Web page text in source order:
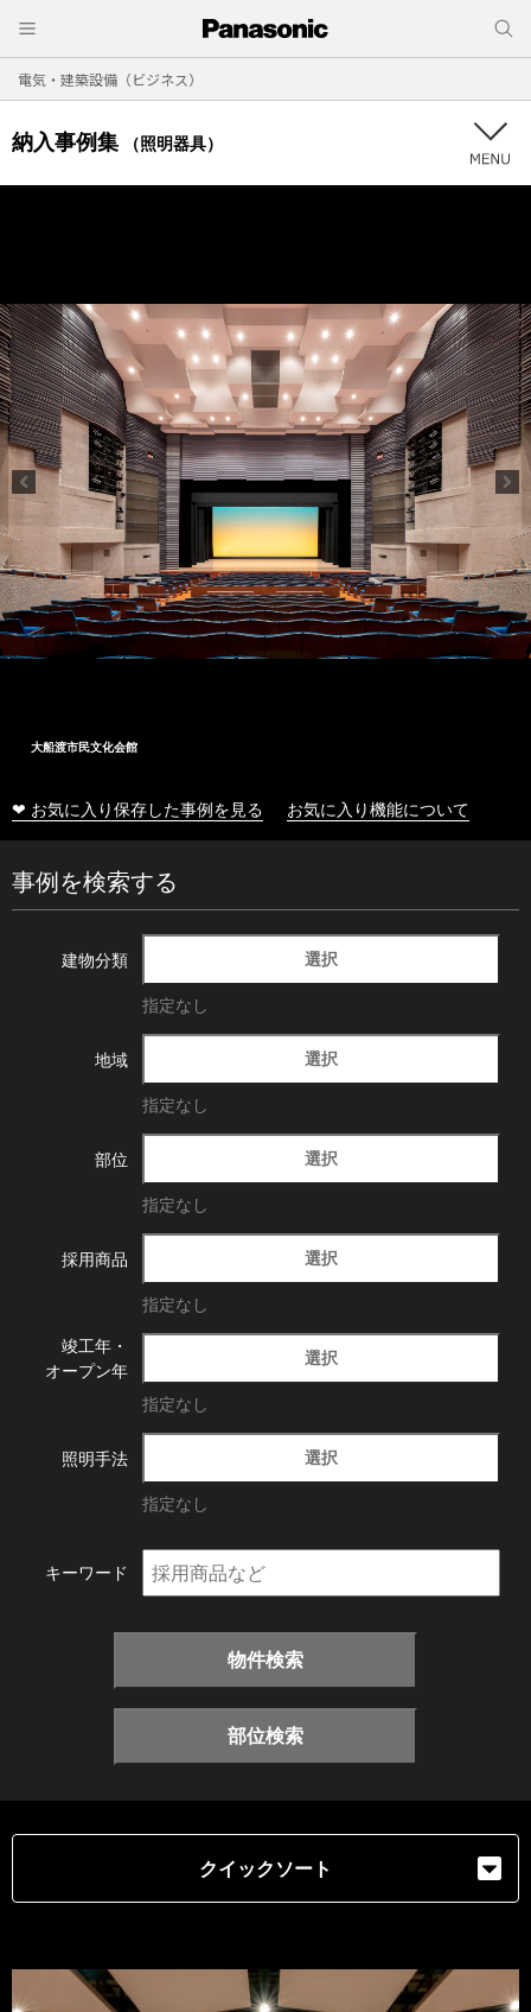
電気・建築設備（ビジネス）
納入事例集 （照明器具）
大船渡市民文化会館
❤ お気に入り保存した事例を見る お気に入り機能について
事例を検索する
建物分類 選択
指定なし
地域 選択
指定なし
部位 選択
指定なし
採用商品 選択
指定なし
竣工年・
オープン年
選択
指定なし
照明手法 選択
指定なし
キーワード
物件検索
部位検索
クイックソート